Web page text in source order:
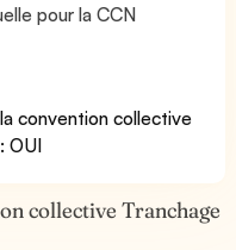
pour la CCN
convention collective
OUI
collective Tranchage